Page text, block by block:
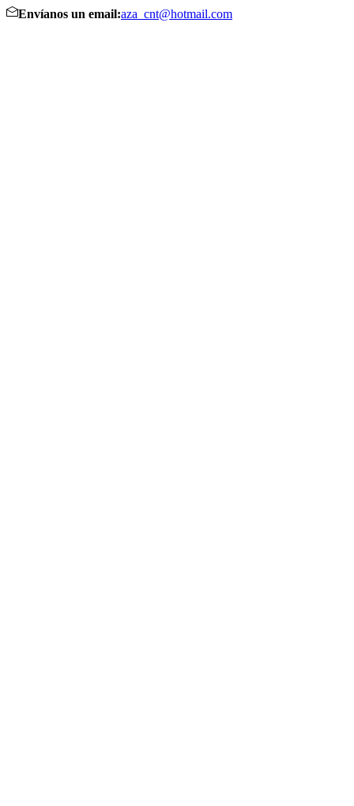
Envíanos un email:aza_cnt@hotmail.com